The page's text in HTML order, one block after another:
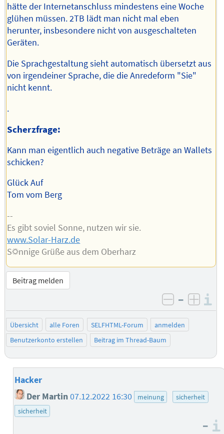
hätte der Internetanschluss mindestens eine Woche
glühen müssen. 2TB lädt man nicht mal eben
herunter, insbesondere nicht von ausgeschalteten
Geräten.
Die Sprachgestaltung sieht automatisch übersetzt aus
von irgendeiner Sprache, die die Anredeform "Sie"
nicht kennt.
.
Scherzfrage:
Kann man eigentlich auch negative Beträge an Wallets
schicken?
Glück Auf
Tom vom Berg
--
Es gibt soviel Sonne, nutzen wir sie.
www.Solar-Harz.de
S☼nnige Grüße aus dem Oberharz
Beitrag melden
negativ
–
Übersicht alle Foren SELFHTML-Forum
anmelden
Benutzerkonto erstellen
Beitrag im Thread-Baum
Hacker
Der Martin07.12.2022 16:30 meinung
sicherheit
sicherheit
–